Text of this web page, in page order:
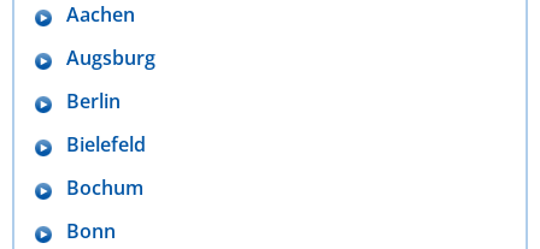
Aachen
Augsburg
Berlin
Bielefeld
Bochum
Bonn